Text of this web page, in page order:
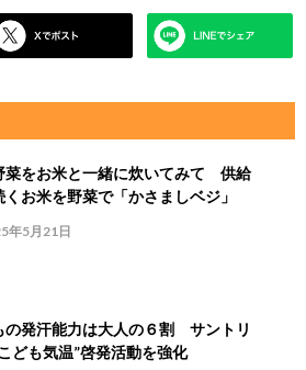
菜をお米と一緒に炊いてみて 供給
くお米を野菜で「かさましベジ」
年5月21日
の発汗能力は大人の６割 サントリ
ども気温”啓発活動を強化